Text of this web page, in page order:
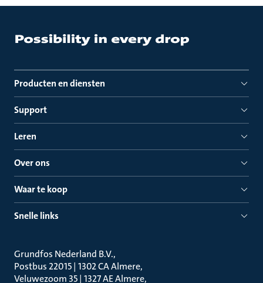
Producten en diensten
Support
Leren
Over ons
Waar te koop
Snelle links
Grundfos Nederland B.V.
Postbus 22015 | 1302 CA Almere
Veluwezoom 35 | 1327 AE Almere